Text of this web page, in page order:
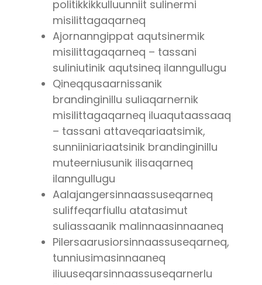
politikkikkulluunniit sulinermi
misilittagaqarneq
Ajornanngippat aqutsinermik
misilittagaqarneq – tassani
suliniutinik aqutsineq ilanngullugu
Qineqqusaarnissanik
brandinginillu suliaqarnernik
misilittagaqarneq iluaqutaassaaq
– tassani attaveqariaatsimik,
sunniiniariaatsinik brandinginillu
muteerniusunik ilisaqarneq
ilanngullugu
Aalajangersinnaassuseqarneq
suliffeqarfiullu atatasimut
suliassaanik malinnaasinnaaneq
Pilersaarusiorsinnaassuseqarneq,
tunniusimasinnaaneq
iliuuseqarsinnaassuseqarnerlu